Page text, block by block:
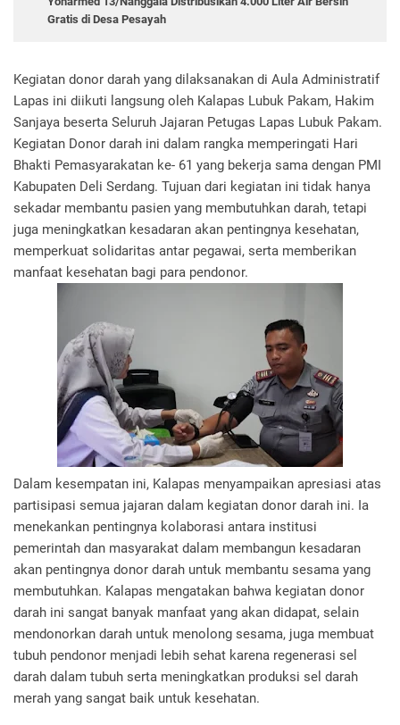
Gratis di Desa Pesayah
Kegiatan donor darah yang dilaksanakan di Aula Administratif
Lapas ini diikuti langsung oleh Kalapas Lubuk Pakam, Hakim
Sanjaya beserta Seluruh Jajaran Petugas Lapas Lubuk Pakam.
Kegiatan Donor darah ini dalam rangka memperingati Hari
Bhakti Pemasyarakatan ke- 61 yang bekerja sama dengan PMI
Kabupaten Deli Serdang. Tujuan dari kegiatan ini tidak hanya
sekadar membantu pasien yang membutuhkan darah, tetapi
juga meningkatkan kesadaran akan pentingnya kesehatan,
memperkuat solidaritas antar pegawai, serta memberikan
manfaat kesehatan bagi para pendonor.
Dalam kesempatan ini, Kalapas menyampaikan apresiasi atas
partisipasi semua jajaran dalam kegiatan donor darah ini. Ia
menekankan pentingnya kolaborasi antara institusi
pemerintah dan masyarakat dalam membangun kesadaran
akan pentingnya donor darah untuk membantu sesama yang
membutuhkan. Kalapas mengatakan bahwa kegiatan donor
darah ini sangat banyak manfaat yang akan didapat, selain
mendonorkan darah untuk menolong sesama, juga membuat
tubuh pendonor menjadi lebih sehat karena regenerasi sel
darah dalam tubuh serta meningkatkan produksi sel darah
merah yang sangat baik untuk kesehatan.